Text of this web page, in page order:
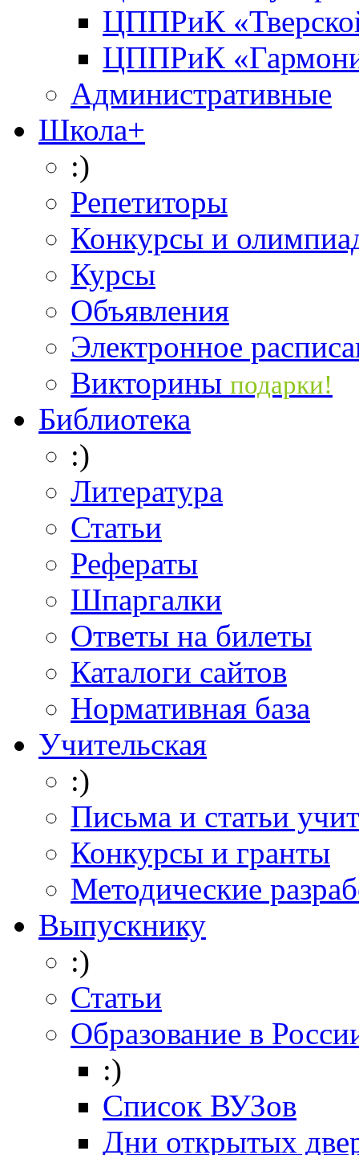
ЦППРиК
ЦППРиК
Административные
Школа+
:)
Репетиторы
Конкурсы и
Курсы
Объявления
Электронное
Викторины подарки!
Библиотека
:)
Литература
Статьи
Рефераты
Шпаргалки
Ответы на билеты
Каталоги сайтов
Нормативная база
Учительская
:)
Письма и статьи
Конкурсы и гранты
Методические
Выпускнику
:)
Статьи
Образование в
:)
Список ВУЗов
Дни открытых